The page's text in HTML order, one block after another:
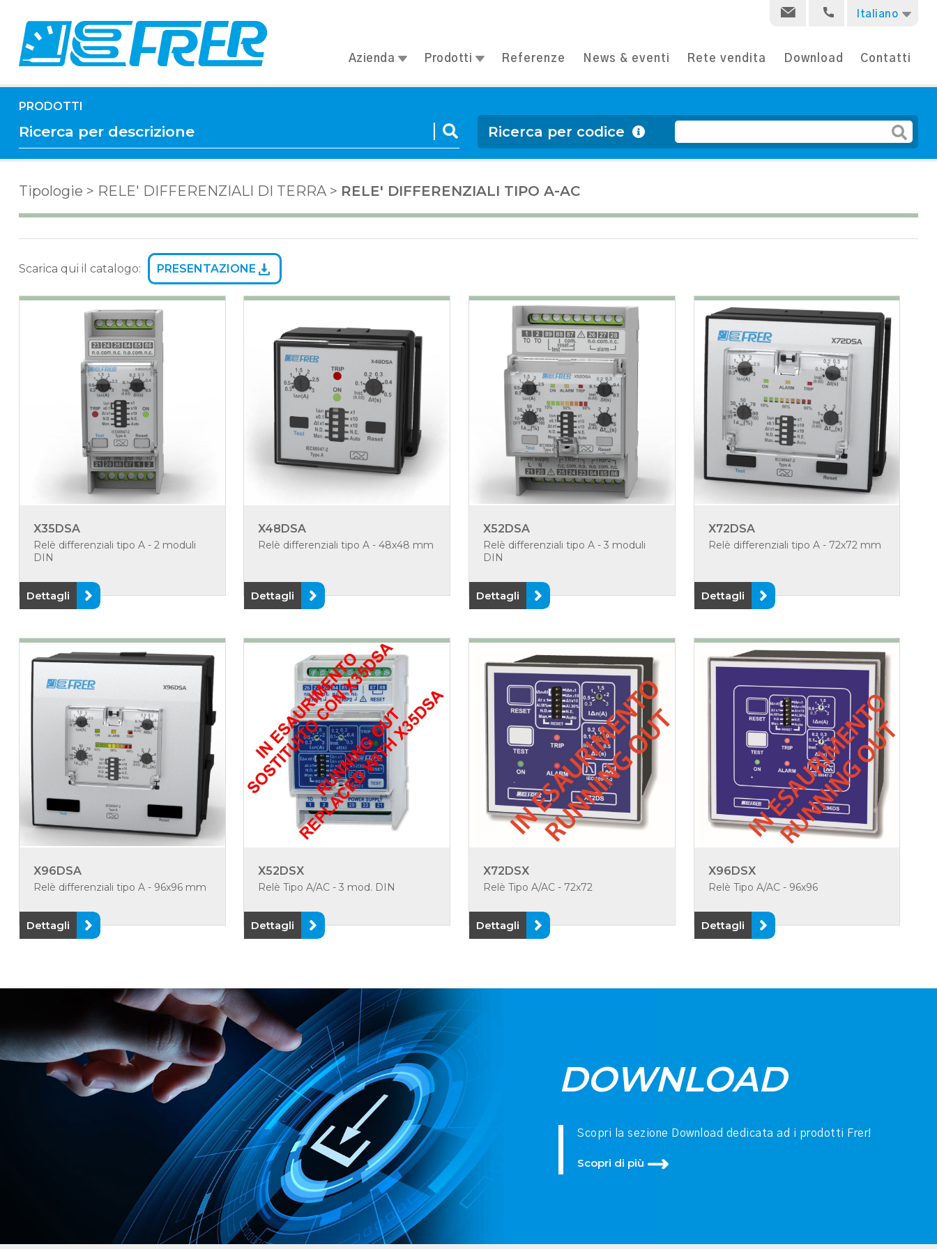
Italiano
Azienda Prodotti Referenze News & eventi Rete vendita Download Contatti
PRODOTTI
Ricerca per codice
Tipologie > RELE' DIFFERENZIALI DI TERRA> RELE' DIFFERENZIALI TIPO A-AC
Scarica qui il catalogo: PRESENTAZIONE
X35DSA
Relè differenziali tipo A - 2 moduli
DIN
Dettagli
X48DSA
Relè differenziali tipo A - 48x48 mm
Dettagli
X52DSA
Relè differenziali tipo A - 3 moduli
DIN
Dettagli
X72DSA
Relè differenziali tipo A - 72x72 mm
Dettagli
X96DSA
Relè differenziali tipo A - 96x96 mm
Dettagli
X52DSX
Relè Tipo A/AC - 3 mod. DIN
Dettagli
X72DSX
Relè Tipo A/AC - 72x72
Dettagli
X96DSX
Relè Tipo A/AC - 96x96
Dettagli
DOWNLOAD
Scopri la sezione Download dedicata ad i prodotti Frer!
Scopri di più